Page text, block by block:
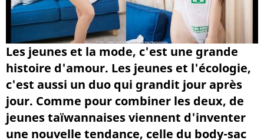
Les jeunes et la mode, c'est une grande
histoire d'amour. Les jeunes et l'écologie,
c'est aussi un duo qui grandit jour après
jour. Comme pour combiner les deux, de
jeunes taïwannaises viennent d'inventer
une nouvelle tendance, celle du body-sac